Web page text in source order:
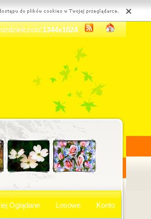
1344x1024
Oglądane Losowe Konto